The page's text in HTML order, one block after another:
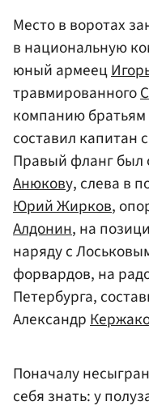
Место в воротах
в национальную
юный армеец
травмированного
компанию
составил капитан
Правый фланг был
Анюкову, слева в
Юрий Жирков,
Алдонин, на
наряду с
форвардов, на
Петербурга,
Александр
Поначалу
себя знать: у